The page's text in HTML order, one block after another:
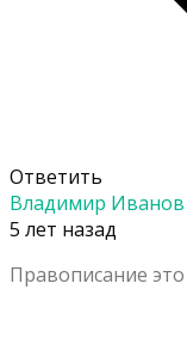
Ответить
Владимир Иванов
5 лет назад
Правописание